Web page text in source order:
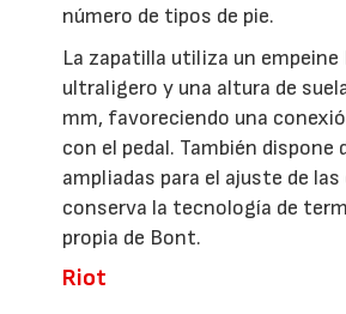
número de tipos de pie.
La zapatilla utiliza un
ultraligero y una altura de
mm, favoreciendo una
con el pedal. También dispone
ampliadas para el ajuste de las
conserva la tecnología de
propia de Bont.
Riot